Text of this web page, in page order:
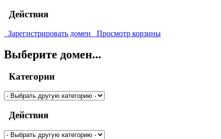
Действия
Зарегистрировать домен Просмотр корзины
Выберите домен...
Категории
Действия